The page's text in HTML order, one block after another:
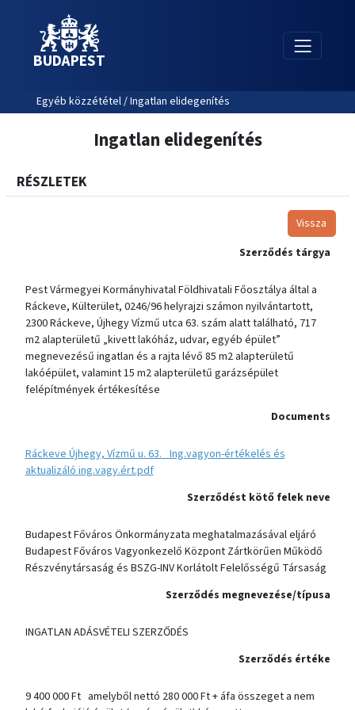
BUDAPEST
Egyéb közzététel / Ingatlan elidegenítés
Ingatlan elidegenítés
RÉSZLETEK
Vissza
Szerződés tárgya
Pest Vármegyei Kormányhivatal Földhivatali Főosztálya által a
Ráckeve, Külterület, 0246/96 helyrajzi számon nyilvántartott,
2300 Ráckeve, Újhegy Vízmű utca 63. szám alatt található, 717
m2 alapterületű „kivett lakóház, udvar, egyéb épület”
megnevezésű ingatlan és a rajta lévő 85 m2 alapterületű
lakóépület, valamint 15 m2 alapterületű garázsépület
felépítmények értékesítése
Documents
Ráckeve Újhegy, Vízmű u. 63. _Ing.vagyon-értékelés és
aktualizáló ing.vagy.ért.pdf
Szerződést kötő felek neve
Budapest Főváros Önkormányzata meghatalmazásával eljáró
Budapest Főváros Vagyonkezelő Központ Zártkörűen Működő
Részvénytársaság és BSZG-INV Korlátolt Felelősségű Társaság
Szerződés megnevezése/típusa
INGATLAN ADÁSVÉTELI SZERZŐDÉS
Szerződés értéke
9 400 000 Ft amelyből nettó 280 000 Ft + áfa összeget a nem